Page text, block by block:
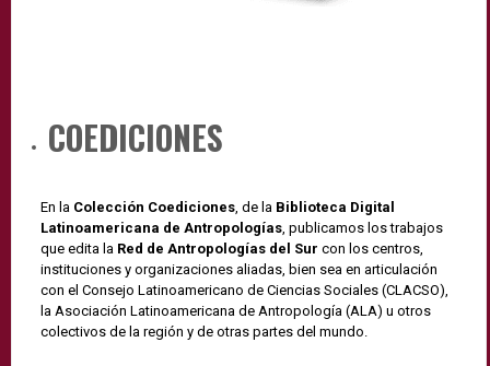
COEDICIONES
En la Colección Coediciones, de la Biblioteca Digital
Latinoamericana de Antropologías, publicamos los trabajos
que edita la Red de Antropologías del Sur con los centros,
instituciones y organizaciones aliadas, bien sea en articulación
con el Consejo Latinoamericano de Ciencias Sociales (CLACSO),
la Asociación Latinoamericana de Antropología (ALA) u otros
colectivos de la región y de otras partes del mundo.